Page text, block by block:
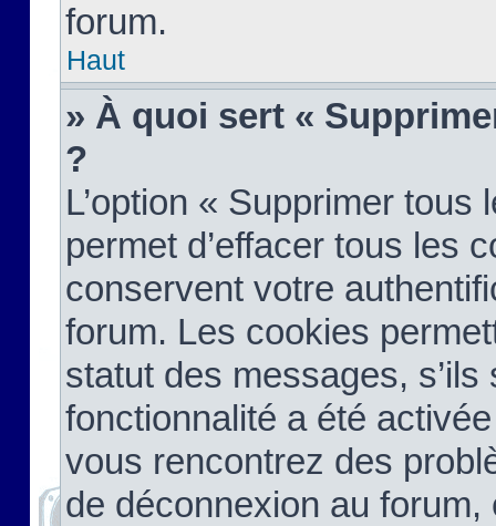
forum.
Haut
» À quoi sert «
?
L’option « Supprimer
permet d’effacer tous les
conservent votre
forum. Les cookies
statut des messages,
fonctionnalité a été
vous rencontrez des
de déconnexion au